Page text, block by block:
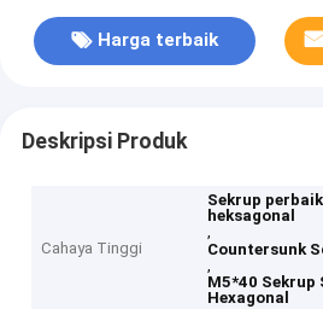
Harga terbaik
Deskripsi Produk
Cahaya Tinggi
Sekrup
heksagonal
,
Countersunk
,
M5*40 Sekrup
Hexagonal